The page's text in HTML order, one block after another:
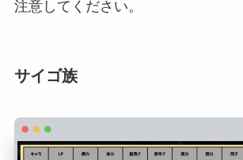
注意してください。
サイゴ族